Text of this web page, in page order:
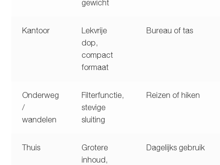
gewicht
Kantoor
Lekvrije
dop,
compact
formaat
Bureau of tas
Onderweg
/
wandelen
Filterfunctie,
stevige
sluiting
Reizen of hiken
Thuis
Grotere
inhoud,
Dagelijks gebruik